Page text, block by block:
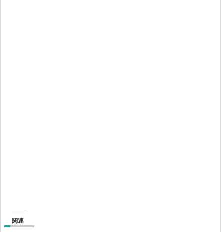
関連